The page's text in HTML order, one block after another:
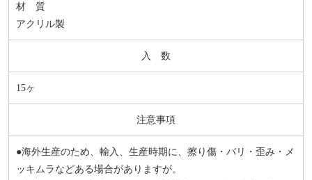
材 質
アクリル製
入 数
15ヶ
注意事項
●海外生産のため、輸入、生産時期に、擦り傷・バリ・歪み・メ
ッキムラなどある場合がありますが。